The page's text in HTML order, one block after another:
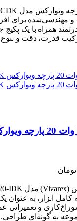
و مهندسی‌شده برای
همراه با یک پکیج
قدرت، دقت و
کیت دریل برقی 650 وات
۲۰ پارچه کامل ابزار، به
و تعمیراتی
به گونه‌ای